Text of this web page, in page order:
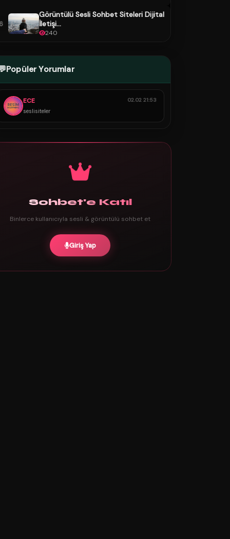
Görüntülü Sesli Sohbet Siteleri Dijital
İletişi...
240
Popüler Yorumlar
ECE
seslisiteler
02.02 21:53
Sohbet'e Katıl
Binlerce kullanıcıyla sesli & görüntülü sohbet et
Giriş Yap